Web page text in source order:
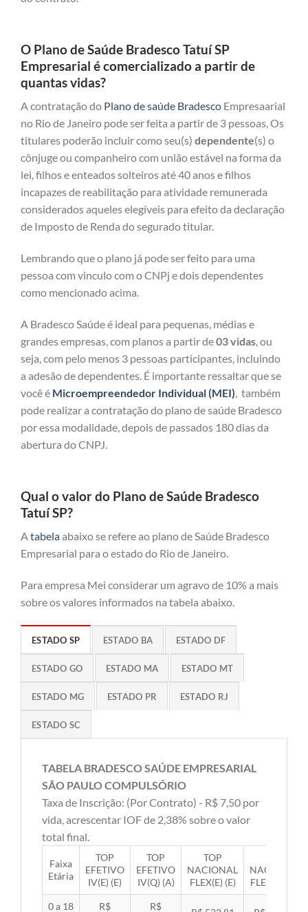
O Plano de Saúde Bradesco Tatuí SP
Empresarial é comercializado a partir de
quantas vidas?
A contratação do Plano de saúde Bradesco Empresaarial
no Rio de Janeiro pode ser feita a partir de 3 pessoas, Os
titulares poderão incluir como seu(s) dependente(s) o
cônjuge ou companheiro com união estável na forma da
lei, filhos e enteados solteiros até 40 anos e filhos
incapazes de reabilitação para atividade remunerada
considerados aqueles elegíveis para efeito da declaração
de Imposto de Renda do segurado titular.
Lembrando que o plano já pode ser feito para uma
pessoa com vinculo com o CNPj e dois dependentes
como mencionado acima.
A Bradesco Saúde é ideal para pequenas, médias e
grandes empresas, com planos a partir de03 vidas, ou
seja, com pelo menos 3 pessoas participantes, incluindo
a adesão de dependentes. É importante ressaltar que se
você é Microempreendedor Individual (MEI), também
pode realizar a contratação do plano de saúde Bradesco
por essa modalidade, depois de passados 180 dias da
abertura do CNPJ.
Qual o valor do Plano de Saúde Bradesco
Tatuí SP?
Atabelaabaixo se refere ao plano de Saúde Bradesco
Empresarial para o estado do Rio de Janeiro.
Para empresa Mei considerar um agravo de 10% a mais
sobre os valores informados na tabela abaixo.
ESTADO SP ESTADO BA ESTADO DF
ESTADO GO ESTADO MA ESTADO MT
ESTADO MG ESTADO PR ESTADO RJ
ESTADO SC
TABELA BRADESCO SAÚDE EMPRESARIAL
SÃO PAULO COMPULSÓRIO
Taxa de Inscrição: (Por Contrato) - R$ 7,50 por
vida, acrescentar IOF de 2,38% sobre o valor
total final.
Faixa
Etária
TOP
EFETIVO
IV(E) (E)
TOP
EFETIVO
IV(Q) (A)
TOP
NACIONAL
FLEX(E) (E)
NACIONAL
FLEX(Q) (A)
0 a 18 R$ R$